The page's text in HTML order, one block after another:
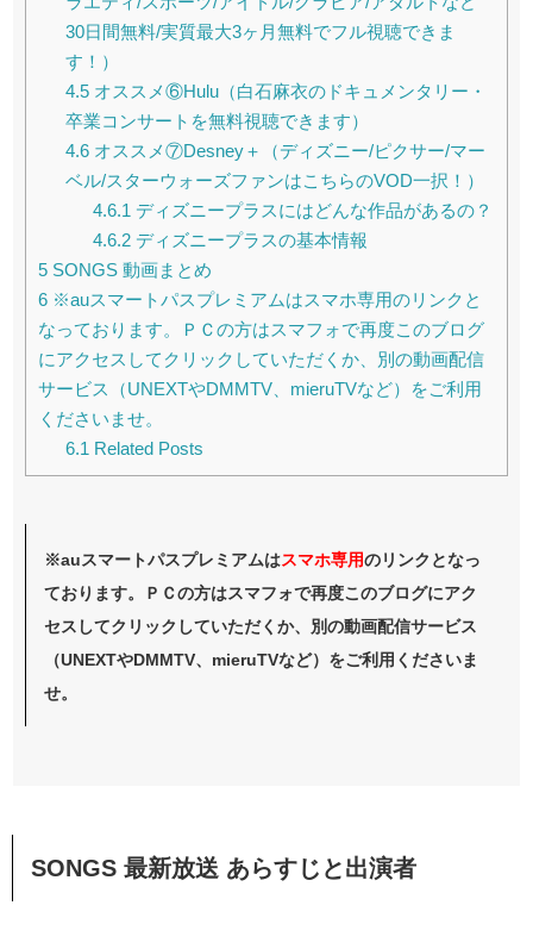
30日間無料/実質最大3ヶ月無料でフル視聴できま
す！）
4.5オススメ⑥Hulu（白石麻衣のドキュメンタリー・
卒業コンサートを無料視聴できます）
4.6オススメ⑦Desney＋（ディズニー/ピクサー/マー
ベル/スターウォーズファンはこちらのVOD一択！）
4.6.1 ディズニープラスにはどんな作品があるの？
4.6.2ディズニープラスの基本情報
5 SONGS 動画まとめ
6 ※auスマートパスプレミアムはスマホ専用のリンクと
なっております。ＰＣの方はスマフォで再度このブログ
にアクセスしてクリックしていただくか、別の動画配信
サービス（UNEXTやDMMTV、mieruTVなど）をご利用
くださいませ。
6.1 Related Posts
※auスマートパスプレミアムはスマホ専用のリンクとなっ
ております。ＰＣの方はスマフォで再度このブログにアク
セスしてクリックしていただくか、別の動画配信サービス
（UNEXTやDMMTV、mieruTVなど）をご利用くださいま
せ。
SONGS 最新放送 あらすじと出演者